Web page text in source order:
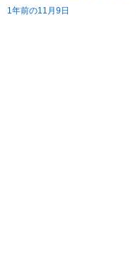
1年前の11月9日